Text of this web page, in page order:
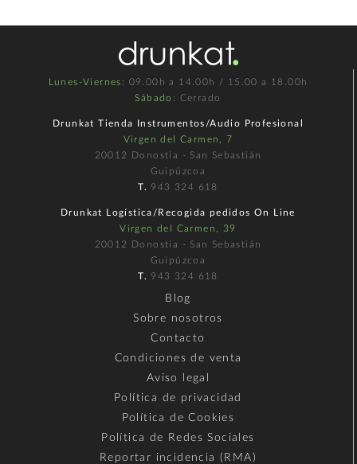
Lunes-Viernes : 09.00h a 14.00h / 15.00 a 18.00h
Sábado : Cerrado
Drunkat Tienda Instrumentos/Audio Profesional
Virgen del Carmen, 7
20012 Donostia - San Sebastián
Guipúzcoa
T. 943 324 618
Drunkat Logística/Recogida pedidos On Line
Virgen del Carmen, 39
20012 Donostia - San Sebastián
Guipúzcoa
T. 943 324 618
Blog
Sobre nosotros
Contacto
Condiciones de venta
Aviso legal
Política de privacidad
Política de Cookies
Política de Redes Sociales
Reportar incidencia (RMA)